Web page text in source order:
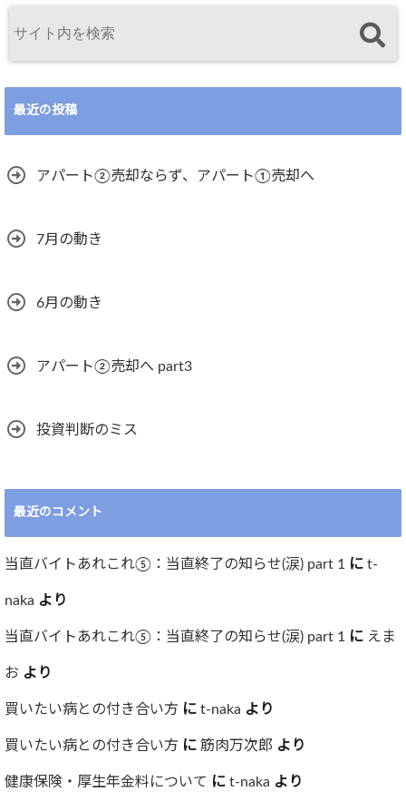
最近の投稿
アパート②売却ならず、アパート①売却へ
7月の動き
6月の動き
アパート②売却へ part3
投資判断のミス
最近のコメント
当直バイトあれこれ⑤：当直終了の知らせ(涙) part 1 に t-
naka より
当直バイトあれこれ⑤：当直終了の知らせ(涙) part 1 に えま
お より
買いたい病との付き合い方 に t-naka より
買いたい病との付き合い方 に 筋肉万次郎 より
健康保険・厚生年金料について に t-naka より